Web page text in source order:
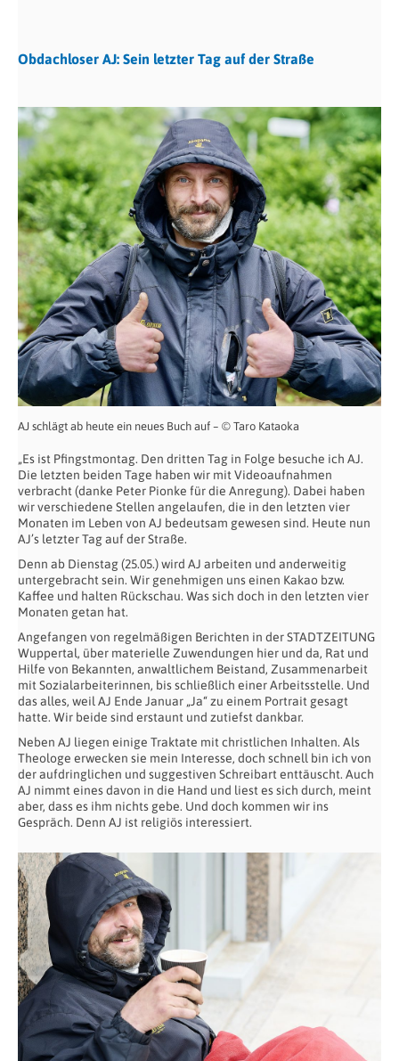
Obdachloser AJ: Sein letzter Tag auf der Straße
AJ schlägt ab heute ein neues Buch auf – © Taro Kataoka
„Es ist Pfingstmontag. Den dritten Tag in Folge besuche ich AJ.
Die letzten beiden Tage haben wir mit Videoaufnahmen
verbracht (danke Peter Pionke für die Anregung). Dabei haben
wir verschiedene Stellen angelaufen, die in den letzten vier
Monaten im Leben von AJ bedeutsam gewesen sind. Heute nun
AJ’s letzter Tag auf der Straße.
Denn ab Dienstag (25.05.) wird AJ arbeiten und anderweitig
untergebracht sein. Wir genehmigen uns einen Kakao bzw.
Kaffee und halten Rückschau. Was sich doch in den letzten vier
Monaten getan hat.
Angefangen von regelmäßigen Berichten in der STADTZEITUNG
Wuppertal, über materielle Zuwendungen hier und da, Rat und
Hilfe von Bekannten, anwaltlichem Beistand, Zusammenarbeit
mit Sozialarbeiterinnen, bis schließlich einer Arbeitsstelle. Und
das alles, weil AJ Ende Januar „Ja“ zu einem Portrait gesagt
hatte. Wir beide sind erstaunt und zutiefst dankbar.
Neben AJ liegen einige Traktate mit christlichen Inhalten. Als
Theologe erwecken sie mein Interesse, doch schnell bin ich von
der aufdringlichen und suggestiven Schreibart enttäuscht. Auch
AJ nimmt eines davon in die Hand und liest es sich durch, meint
aber, dass es ihm nichts gebe. Und doch kommen wir ins
Gespräch. Denn AJ ist religiös interessiert.